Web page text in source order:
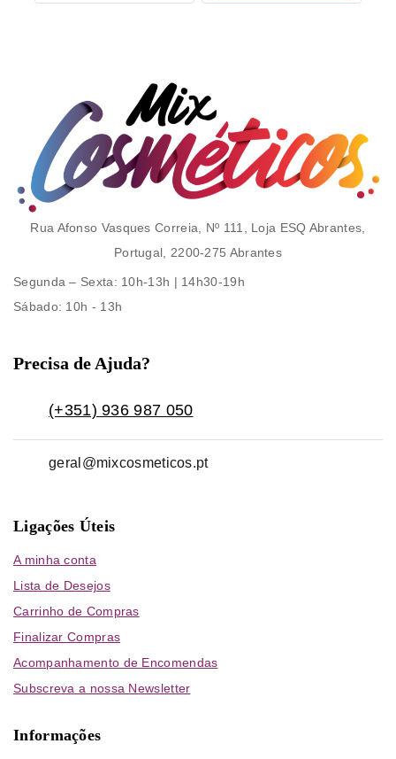
Rua Afonso Vasques Correia, Nº 111, Loja ESQ Abrantes,
Portugal, 2200-275 Abrantes
Segunda – Sexta: 10h-13h | 14h30-19h
Sábado: 10h - 13h
Precisa de Ajuda?
(+351) 936 987 050
geral@mixcosmeticos.pt
Ligações Úteis
A minha conta
Lista de Desejos
Carrinho de Compras
Finalizar Compras
Acompanhamento de Encomendas
Subscreva a nossa Newsletter
Informações